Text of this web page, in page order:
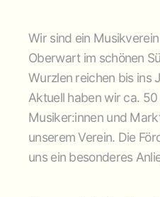
Wir sind ein
Oberwart im schönen
Wurzlen reichen bis ins
Aktuell haben wir ca.
Musiker:innen und
unserem Verein. Die
uns ein besonderes